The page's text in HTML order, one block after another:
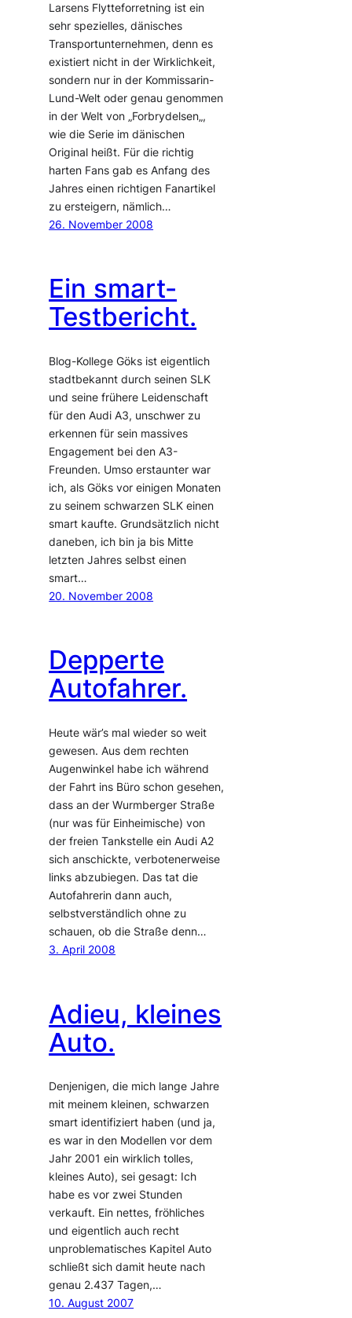
Larsens Flytteforretning ist ein
sehr spezielles, dänisches
Transportunternehmen, denn es
existiert nicht in der Wirklichkeit,
sondern nur in der Kommissarin-
Lund-Welt oder genau genommen
in der Welt von „Forbrydelsen„,
wie die Serie im dänischen
Original heißt. Für die richtig
harten Fans gab es Anfang des
Jahres einen richtigen Fanartikel
zu ersteigern, nämlich…
26. November 2008
Ein smart-
Testbericht.
Blog-Kollege Göks ist eigentlich
stadtbekannt durch seinen SLK
und seine frühere Leidenschaft
für den Audi A3, unschwer zu
erkennen für sein massives
Engagement bei den A3-
Freunden. Umso erstaunter war
ich, als Göks vor einigen Monaten
zu seinem schwarzen SLK einen
smart kaufte. Grundsätzlich nicht
daneben, ich bin ja bis Mitte
letzten Jahres selbst einen
smart…
20. November 2008
Depperte
Autofahrer.
Heute wär’s mal wieder so weit
gewesen. Aus dem rechten
Augenwinkel habe ich während
der Fahrt ins Büro schon gesehen,
dass an der Wurmberger Straße
(nur was für Einheimische) von
der freien Tankstelle ein Audi A2
sich anschickte, verbotenerweise
links abzubiegen. Das tat die
Autofahrerin dann auch,
selbstverständlich ohne zu
schauen, ob die Straße denn…
3. April 2008
Adieu, kleines
Auto.
Denjenigen, die mich lange Jahre
mit meinem kleinen, schwarzen
smart identifiziert haben (und ja,
es war in den Modellen vor dem
Jahr 2001 ein wirklich tolles,
kleines Auto), sei gesagt: Ich
habe es vor zwei Stunden
verkauft. Ein nettes, fröhliches
und eigentlich auch recht
unproblematisches Kapitel Auto
schließt sich damit heute nach
genau 2.437 Tagen,…
10. August 2007